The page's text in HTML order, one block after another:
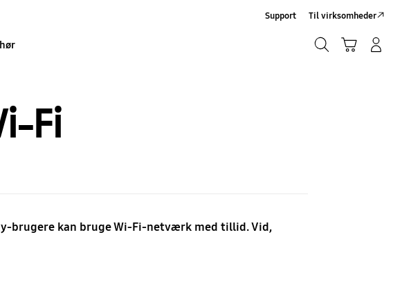
Support Til virksomheder
Fi
brugere kan bruge Wi-Fi-netværk med tillid. Vid,